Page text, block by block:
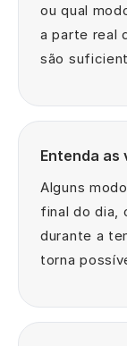
ou qual
a parte real
são
Entenda as
Alguns
final do dia,
durante a
torna